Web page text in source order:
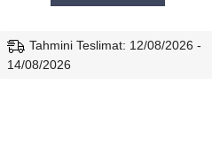
Tahmini Teslimat: 12/08/2026 -
14/08/2026